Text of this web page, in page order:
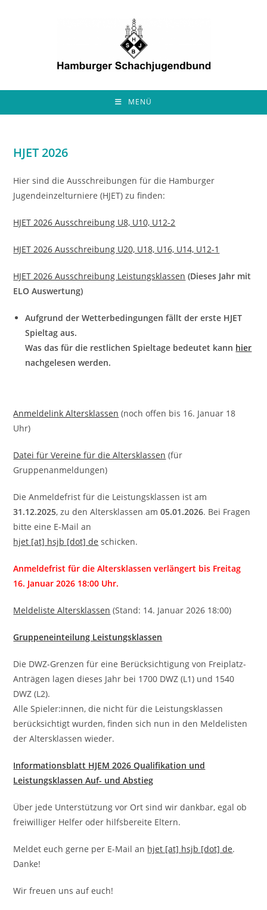
MENÜ
HJET 2026
Hier sind die Ausschreibungen für die Hamburger
Jugendeinzelturniere (HJET) zu finden:
HJET 2026 Ausschreibung U8, U10, U12-2
HJET 2026 Ausschreibung U20, U18, U16, U14, U12-1
HJET 2026 Ausschreibung Leistungsklassen (Dieses Jahr mit
ELO Auswertung)
Aufgrund der Wetterbedingungen fällt der erste HJET
Spieltag aus.
Was das für die restlichen Spieltage bedeutet kann hier
nachgelesen werden.
Anmeldelink Altersklassen (noch offen bis 16. Januar 18
Uhr)
Datei für Vereine für die Altersklassen (für
Gruppenanmeldungen)
Die Anmeldefrist für die Leistungsklassen ist am
31.12.2025, zu den Altersklassen am05.01.2026. Bei Fragen
bitte eine E-Mail an
hjet [at] hsjb [dot] de schicken.
Anmeldefrist für die Altersklassen verlängert bis Freitag
16. Januar 2026 18:00 Uhr.
Meldeliste Altersklassen (Stand: 14. Januar 2026 18:00)
Gruppeneinteilung Leistungsklassen
Die DWZ-Grenzen für eine Berücksichtigung von Freiplatz-
Anträgen lagen dieses Jahr bei 1700 DWZ (L1) und 1540
DWZ (L2).
Alle Spieler:innen, die nicht für die Leistungsklassen
berücksichtigt wurden, finden sich nun in den Meldelisten
der Altersklassen wieder.
Informationsblatt HJEM 2026 Qualifikation und
Leistungsklassen Auf- und Abstieg
Über jede Unterstützung vor Ort sind wir dankbar, egal ob
freiwilliger Helfer oder hilfsbereite Eltern.
Meldet euch gerne per E-Mail an hjet [at] hsjb [dot] de.
Danke!
Wir freuen uns auf euch!